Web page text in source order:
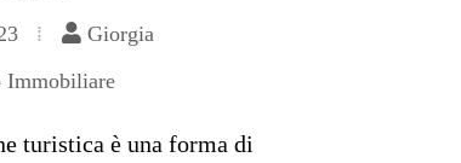
Giorgia
Immobiliare
turistica è una forma di